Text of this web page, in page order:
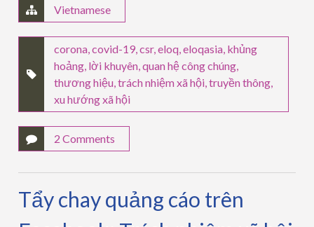
Vietnamese
corona ,covid-19 ,csr,eloq ,eloqasia khủng
hoảng lời khuyên ,quan hệ công chúng
thương hiệu ,trách nhiệm xã hội ,truyền thông
xu hướng xã hội
2 Comments
Tẩy chay quảng cáo trên